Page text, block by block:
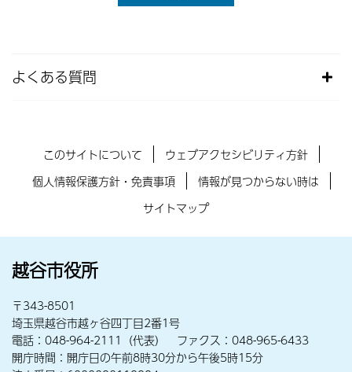
よくある質問
このサイトについて
ウェブアクセシビリティ方針
個人情報保護方針・免責事項
情報が見つからない時は
サイトマップ
越谷市役所
〒343-8501
埼玉県越谷市越ヶ谷四丁目2番1号
電話：048-964-2111（代表） ファクス：048-965-6433
開庁時間：開庁日の午前8時30分から午後5時15分